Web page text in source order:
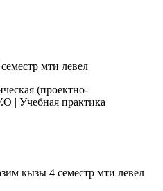
мти левел
(проектно-
| Учебная практика
кызы 4 семестр мти левел